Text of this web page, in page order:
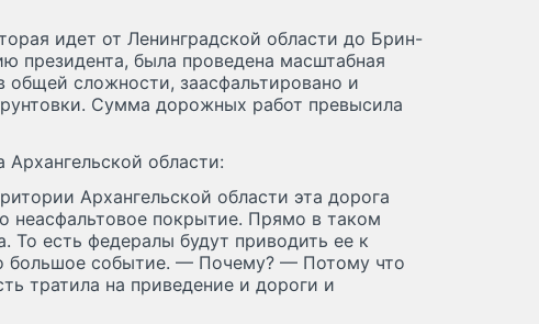
идет от Ленинградской области до Брин-
президента, была проведена масштабная
общей сложности, заасфальтировано и
Сумма дорожных работ превысила
области:
Архангельской области эта дорога
неасфальтовое покрытие. Прямо в таком
То есть федералы будут приводить ее к
большое событие. — Почему? — Потому что
тратила на приведение и дороги и